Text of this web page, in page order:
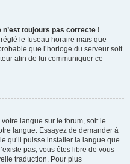
n’est toujours pas correcte !
le fuseau horaire mais que
que l’horloge du serveur soit
afin de lui communiquer ce
langue sur le forum, soit le
langue. Essayez de demander à
qu’il puisse installer la langue que
pas, vous êtes libre de vous
traduction. Pour plus